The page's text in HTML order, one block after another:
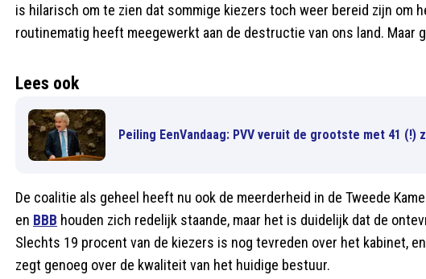
is hilarisch om te zien dat sommige kiezers toch weer bereid zijn om
routinematig heeft meegewerkt aan de destructie van ons land. Maar
Lees ook
Peiling EenVandaag: PVV veruit de grootste met 41 (!)
De coalitie als geheel heeft nu ook de meerderheid in de Tweede
en BBB houden zich redelijk staande, maar het is duidelijk dat de
Slechts 19 procent van de kiezers is nog tevreden over het kabinet,
zegt genoeg over de kwaliteit van het huidige bestuur.